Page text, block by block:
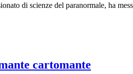
di scienze del paranormale, ha
cartomante